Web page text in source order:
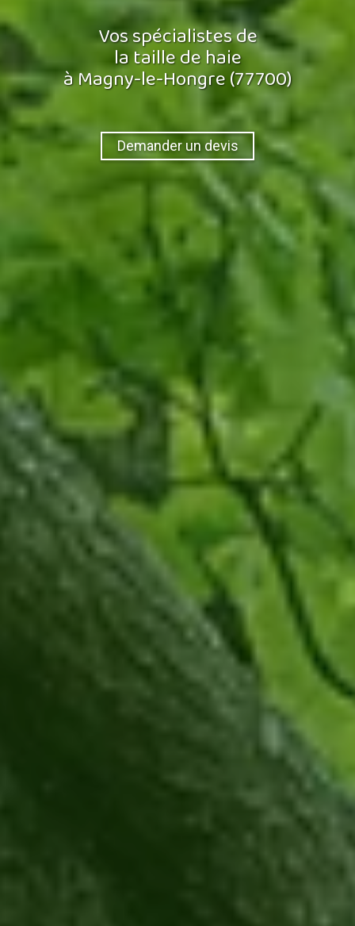
Vos spécialistes de
la taille de haie
à Magny-le-Hongre (77700)
Demander un devis